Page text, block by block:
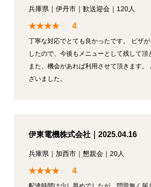
兵庫県 ｜ 伊丹市｜ 歓送迎会｜ 120人
4
丁寧な対応でとても良かったです。 ピザ
したので、今後もメニューとして残して頂
また、機会があれば利用させて頂きます。
ざいました。
伊東電機株式会社｜2025.04.16
兵庫県 ｜ 加西市｜ 懇親会｜ 20人
4